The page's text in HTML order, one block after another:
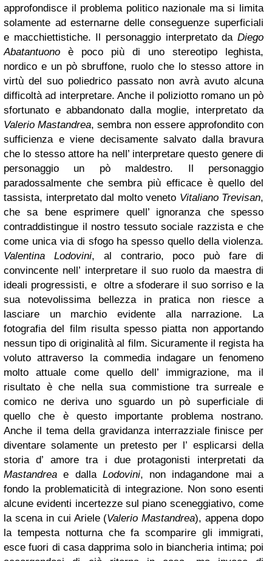
approfondisce il problema politico nazionale ma si limita
solamente ad esternarne delle conseguenze superficiali
e macchiettistiche. Il personaggio interpretato da Diego
Abatantuono è poco più di uno stereotipo leghista,
nordico e un pò sbruffone, ruolo che lo stesso attore in
virtù del suo poliedrico passato non avrà avuto alcuna
difficoltà ad interpretare. Anche il poliziotto romano un pò
sfortunato e abbandonato dalla moglie, interpretato da
Valerio Mastandrea, sembra non essere approfondito con
sufficienza e viene decisamente salvato dalla bravura
che lo stesso attore ha nell’ interpretare questo genere di
personaggio un pò maldestro. Il personaggio
paradossalmente che sembra più efficace è quello del
tassista, interpretato dal molto veneto Vitaliano Trevisan,
che sa bene esprimere quell’ ignoranza che spesso
contraddistingue il nostro tessuto sociale razzista e che
come unica via di sfogo ha spesso quello della violenza.
Valentina Lodovini, al contrario, poco può fare di
convincente nell’ interpretare il suo ruolo da maestra di
ideali progressisti, e oltre a sfoderare il suo sorriso e la
sua notevolissima bellezza in pratica non riesce a
lasciare un marchio evidente alla narrazione. La
fotografia del film risulta spesso piatta non apportando
nessun tipo di originalità al film. Sicuramente il regista ha
voluto attraverso la commedia indagare un fenomeno
molto attuale come quello dell’ immigrazione, ma il
risultato è che nella sua commistione tra surreale e
comico ne deriva uno sguardo un pò superficiale di
quello che è questo importante problema nostrano.
Anche il tema della gravidanza interrazziale finisce per
diventare solamente un pretesto per l’ esplicarsi della
storia d’ amore tra i due protagonisti interpretati da
Mastandrea e dalla Lodovini, non indagandone mai a
fondo la problematicità di integrazione. Non sono esenti
alcune evidenti incertezze sul piano sceneggiativo, come
la scena in cui Ariele (Valerio Mastandrea), appena dopo
la tempesta notturna che fa scomparire gli immigrati,
esce fuori di casa dapprima solo in biancheria intima; poi